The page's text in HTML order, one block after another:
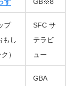
プ
もし
）
SFC サ
テラビ
ュー
GBA